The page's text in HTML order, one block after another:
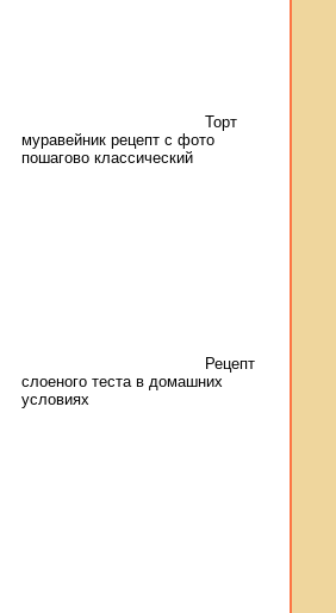
Торт
муравейник рецепт с фото
пошагово классический
Рецепт
слоеного теста в домашних
условиях